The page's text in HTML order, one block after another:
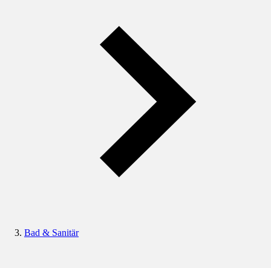
Bad & Sanitär